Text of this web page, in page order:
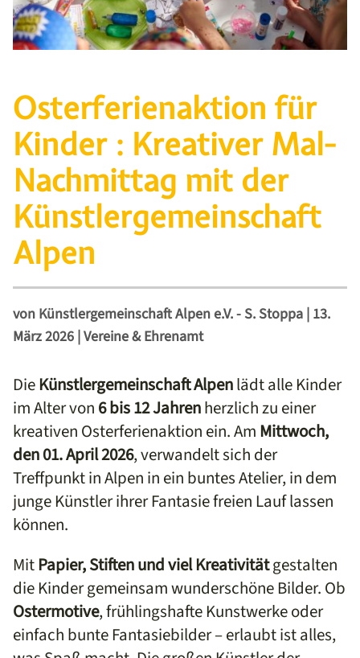
Osterferienaktion für
Kinder : Kreativer Mal-
Nachmittag mit der
Künstlergemeinschaft
Alpen
von Künstlergemeinschaft Alpen e.V. - S. Stoppa| 13.
März 2026| Vereine & Ehrenamt
DieKünstlergemeinschaft Alpenlädt alle Kinder
im Alter von 6 bis 12 Jahrenherzlich zu einer
kreativen Osterferienaktion ein. Am Mittwoch,
den 01. April 2026, verwandelt sich der
Treffpunkt in Alpen in ein buntes Atelier, in dem
junge Künstler ihrer Fantasie freien Lauf lassen
können.
MitPapier, Stiften und viel Kreativitätgestalten
die Kinder gemeinsam wunderschöne Bilder. Ob
Ostermotive, frühlingshafte Kunstwerke oder
einfach bunte Fantasiebilder – erlaubt ist alles,